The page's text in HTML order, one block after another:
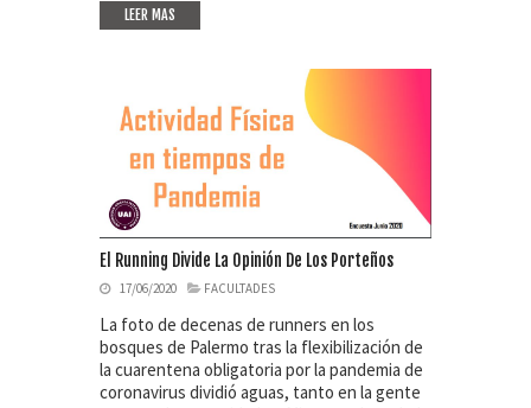
LEER MAS
El Running Divide La Opinión De Los Porteños
17/06/2020 FACULTADES
La foto de decenas de runners en los
bosques de Palermo tras la flexibilización de
la cuarentena obligatoria por la pandemia de
coronavirus dividió aguas, tanto en la gente